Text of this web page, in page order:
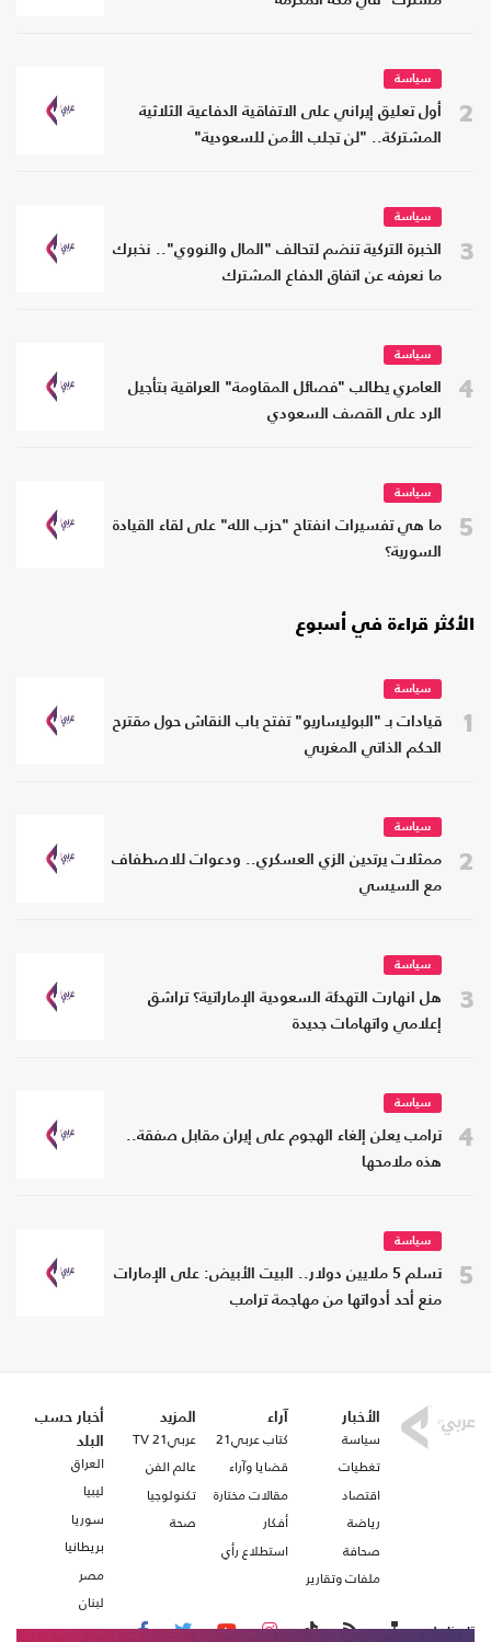
2
سياسة
أول تعليق إيراني على الاتفاقية الدفاعية الثلاثية
المشتركة.. "لن تجلب الأمن للسعودية"
3
سياسة
الخبرة التركية تنضم لتحالف "المال والنووي".. نخبرك
ما نعرفه عن اتفاق الدفاع المشترك
4
سياسة
العامري يطالب "فصائل المقاومة" العراقية بتأجيل
الرد على القصف السعودي
5
سياسة
ما هي تفسيرات انفتاح "حزب الله" على لقاء القيادة
السورية؟
الأكثر قراءة في أسبوع
1
سياسة
قيادات بـ "البوليساريو" تفتح باب النقاش حول مقترح
الحكم الذاتي المغربي
2
سياسة
ممثلات يرتدين الزي العسكري.. ودعوات للاصطفاف
مع السيسي
3
سياسة
هل انهارت التهدئة السعودية الإماراتية؟ تراشق
إعلامي واتهامات جديدة
4
سياسة
ترامب يعلن إلغاء الهجوم على إيران مقابل صفقة..
هذه ملامحها
5
سياسة
تسلم 5 ملايين دولار.. البيت الأبيض: على الإمارات
منع أحد أدواتها من مهاجمة ترامب
الأخبار
سياسة
تغطيات
اقتصاد
رياضة
صحافة
ملفات وتقارير
آراء
كتاب عربي21
قضايا وآراء
مقالات مختارة
أفكار
استطلاع رأي
المزيد
عربي21 TV
عالم الفن
تكنولوجيا
صحة
أخبار حسب
البلد
العراق
ليبيا
سوريا
بريطانيا
مصر
لبنان
تابعنا على